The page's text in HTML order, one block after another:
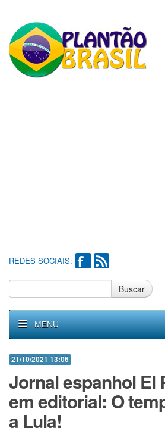
REDES SOCIAIS:
Buscar
MENU
21/10/2021 13:06
Jornal espanhol El
em editorial: O
a Lula!